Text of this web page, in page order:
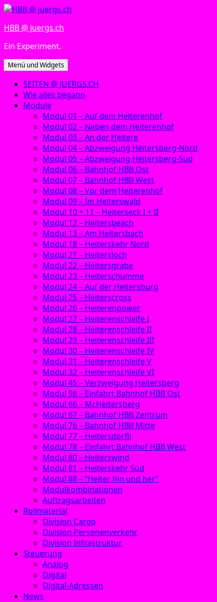
Zum
springen
HBB @ juergs.ch
Ein Experiment.
Menü und Widgets
SEITEN @ JUERGS.CH
Wie alles begann
Module
Modul 01 – Auf dem Heiterenhof
Modul 02 – Neben dem Heiterenhof
Modul 03 – An der Heitere
Modul 04 – Abzweigung Heitersberg-Nord
Modul 05 – Abzweigung Heitersberg-Süd
Modul 06 – Bahnhof HBB Ost
Modul 07 – Bahnhof HBB West
Modul 08 – Vor dem Heiterenhof
Modul 09 – Im Heiterswald
Modul 10 + 11 – Heiterseck I + II
Modul 12 – Heitersbeach
Modul 13 – Am Heitersbach
Modul 18 – Heiterskehr Nord
Modul 21 – Heitersloch
Modul 22 – Heitersgrabe
Modul 23 – Heiterschumme
Modul 24 – Auf der Heitersburg
Modul 25 – Heiterscross
Modul 26 – Heiterenpower
Modul 27 – Heiterenschleife I
Modul 28 – Heiterenschleife II
Modul 29 – Heiterenschleife III
Modul 30 – Heiterenschleife IV
Modul 31 – Heiterenschleife V
Modul 32 – Heiterenschleife VI
Modul 45 – Verzweigung Heitersberg
Modul 56 – Einfahrt Bahnhof HBB Ost
Modul 66 – McHeitersberg
Modul 67 – Bahnhof HBB Zentrum
Modul 76 – Bahnhof HBB Mitte
Modul 77 – Heitersdörfli
Modul 78 – Einfahrt Bahnhof HBB West
Modul 80 – Heiterswind
Modul 81 – Heiterskehr Süd
Modul 88 – “Heiter hin und her”
Modulkombinationen
Auftragsarbeiten
Rollmaterial
Division Cargo
Division Personenverkehr
Division Infrastruktur
Steuerung
Analog
Digital
Digital-Adressen
News